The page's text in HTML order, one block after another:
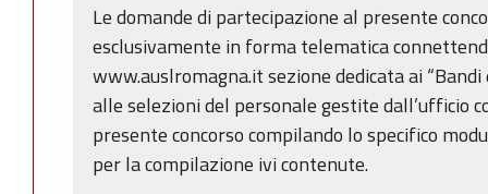
Le domande di partecipazione al presente
esclusivamente in forma telematica
www.auslromagna.it sezione dedicata ai
alle selezioni del personale gestite dall’ufficio
presente concorso compilando lo specifico
per la compilazione ivi contenute.